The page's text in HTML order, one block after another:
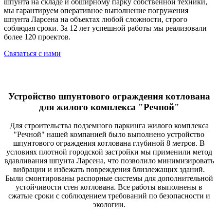
мы гарантируем оперативное выполнение погружения
шпунта Ларсена на объектах любой сложности, строго
соблюдая сроки. За 12 лет успешной работы мы реализовали
более 120 проектов.
Связаться с нами
Устройство шпунтового ограждения котлована
для жилого комплекса "Речной"
Для строительства подземного паркинга жилого комплекса
"Речной" нашей компанией было выполнено устройство
шпунтового ограждения котлована глубиной 8 метров. В
условиях плотной городской застройки мы применили метод
вдавливания шпунта Ларсена, что позволило минимизировать
вибрации и избежать повреждения близлежащих зданий.
Были смонтированы распорные системы для дополнительной
устойчивости стен котлована. Все работы выполнены в
сжатые сроки с соблюдением требований по безопасности и
экологии.